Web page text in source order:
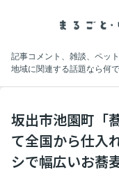
記事コメント、雑談、ペッ
地域に関連する話題なら何
坂出市池園町「
て全国から仕入
シで幅広いお蕎